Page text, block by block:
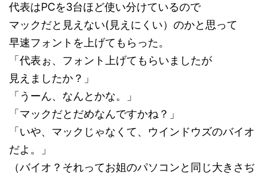
代表はPCを3台ほど使い分けているので
マックだと見えない(見えにくい）のかと思って
早速フォントを上げてもらった。
「代表ぉ、フォント上げてもらいましたが
見えましたか？」
「うーん、なんとかな。」
「マックだとだめなんですかね？」
「いや、マックじゃなくて、ウインドウズのバイオ
だよ。」
（バイオ？それってお姐のパソコンと同じ大きさぢ